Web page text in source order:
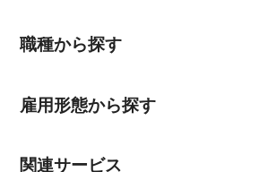
職種から探す
雇用形態から探す
関連サービス